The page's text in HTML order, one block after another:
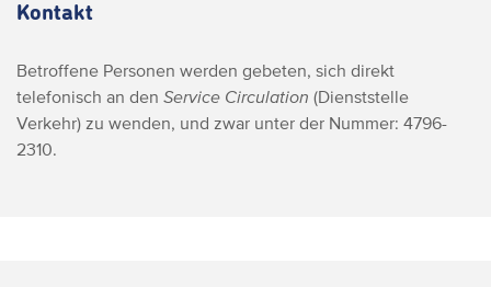
Kontakt
Betroffene Personen werden gebeten, sich direkt
telefonisch an den Service Circulation (Dienststelle
Verkehr) zu wenden, und zwar unter der Nummer: 4796-
2310.